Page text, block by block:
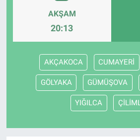
AKŞAM
20:13
AKÇAKOCA CUMAYERİ
GÖLYAKA GÜMÜŞOVA
YIĞILCA